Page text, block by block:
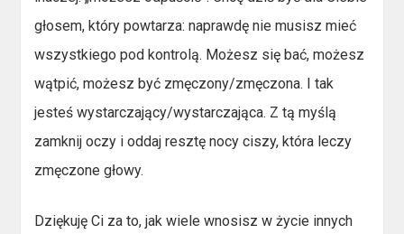
głosem, który powtarza: naprawdę nie musisz mieć
wszystkiego pod kontrolą. Możesz się bać, możesz
wątpić, możesz być zmęczony/zmęczona. I tak
jesteś wystarczający/wystarczająca. Z tą myślą
zamknij oczy i oddaj resztę nocy ciszy, która leczy
zmęczone głowy.
Dziękuję Ci za to, jak wiele wnosisz w życie innych